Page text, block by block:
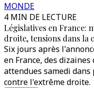
MONDE
4 MIN DE LECTURE
Législatives en France:
droite, tensions dans la
Six jours après
en France, des
attendues samedi
contre l'extrême droite.